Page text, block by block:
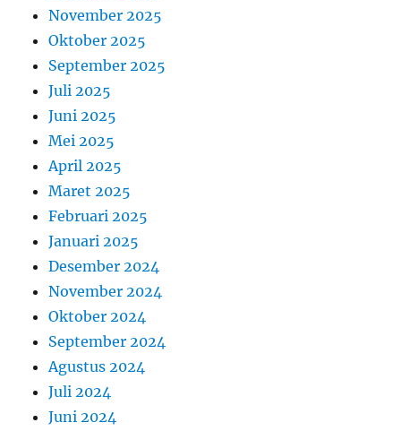
November 2025
Oktober 2025
September 2025
Juli 2025
Juni 2025
Mei 2025
April 2025
Maret 2025
Februari 2025
Januari 2025
Desember 2024
November 2024
Oktober 2024
September 2024
Agustus 2024
Juli 2024
Juni 2024